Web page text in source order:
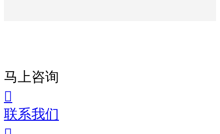
马上咨询
联系我们